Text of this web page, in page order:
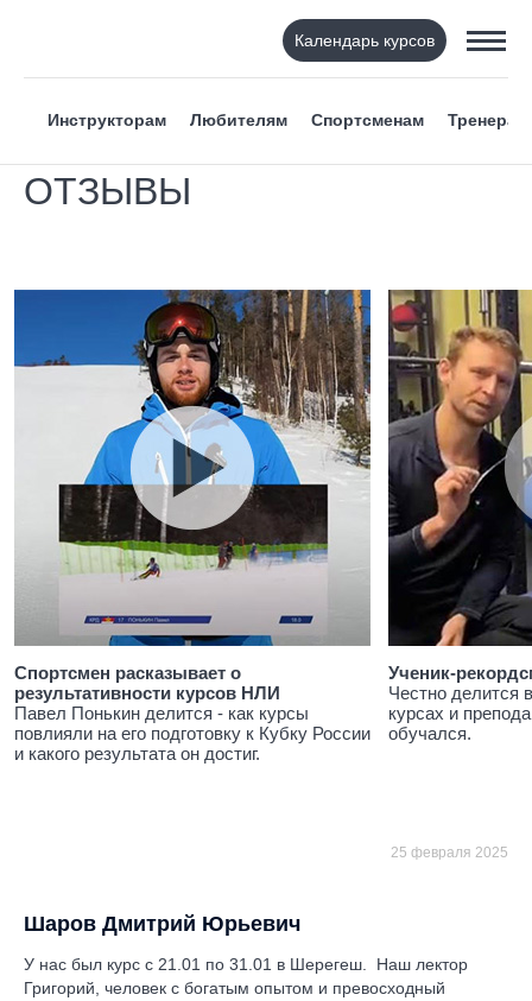
Календарь курсов
Инструкторам Любителям Спортсменам Тренерам
ОТЗЫВЫ
Спортсмен расказывает о
результативности курсов НЛИ
Павел Понькин делится - как курсы
повлияли на его подготовку к Кубку России
и какого результата он достиг.
Ученик-
Честно делится
курсах и
обучался.
25 февраля 2025
Шаров Дмитрий Юрьевич
У нас был курс с 21.01 по 31.01 в Шерегеш. Наш лектор
Григорий, человек с богатым опытом и превосходный